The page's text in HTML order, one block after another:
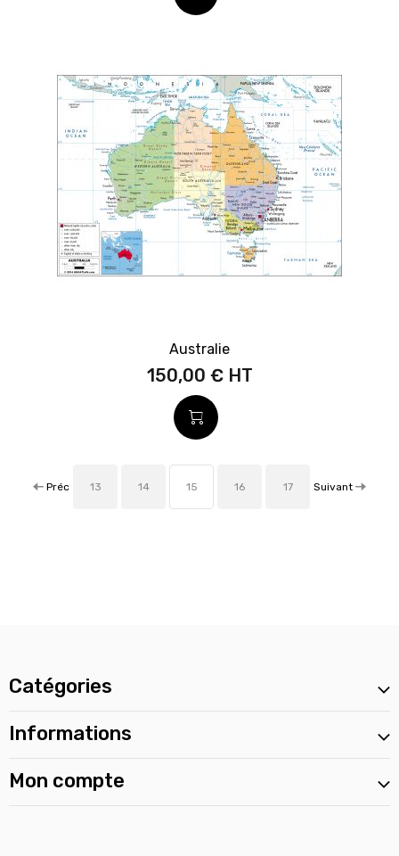
Australie
150,00 €
Préc 13 14 15 16 17 Suivant
Catégories
Informations
Mon compte